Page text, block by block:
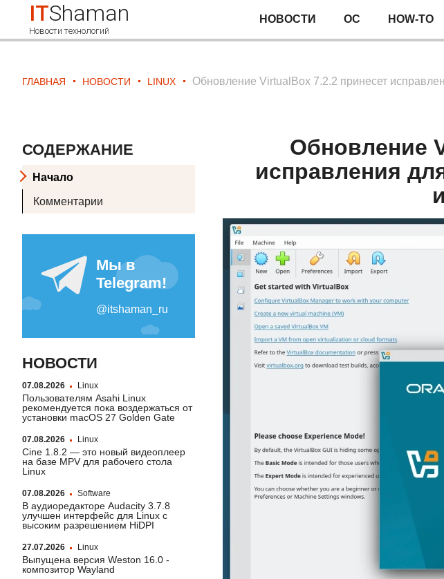
ITShaman
Новости технологий
НОВОСТИ ОС HOW-TO
ГЛАВНАЯ НОВОСТИ LINUX Обновление VirtualBox 7.2.2 принесет
СОДЕРЖАНИЕ
Начало
Комментарии
НОВОСТИ
07.08.2026 Linux
Пользователям Asahi Linux
рекомендуется пока воздержаться от
установки macOS 27 Golden Gate
07.08.2026 Linux
Cine 1.8.2 — это новый видеоплеер
на базе MPV для рабочего стола
Linux
07.08.2026 Software
В аудиоредакторе Audacity 3.7.8
улучшен интерфейс для Linux с
высоким разрешением HiDPI
27.07.2026 Linux
Выпущена версия Weston 16.0 -
композитор Wayland
Обновление
исправления